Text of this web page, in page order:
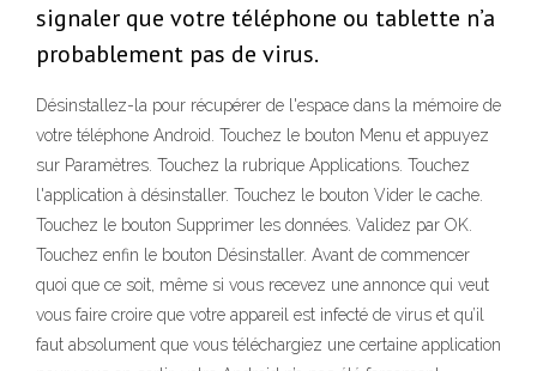
signaler que votre téléphone ou tablette n’a
probablement pas de virus.
Désinstallez-la pour récupérer de l'espace dans la mémoire de
votre téléphone Android. Touchez le bouton Menu et appuyez
sur Paramètres. Touchez la rubrique Applications. Touchez
l'application à désinstaller. Touchez le bouton Vider le cache.
Touchez le bouton Supprimer les données. Validez par OK.
Touchez enfin le bouton Désinstaller. Avant de commencer
quoi que ce soit, même si vous recevez une annonce qui veut
vous faire croire que votre appareil est infecté de virus et qu’il
faut absolument que vous téléchargiez une certaine application